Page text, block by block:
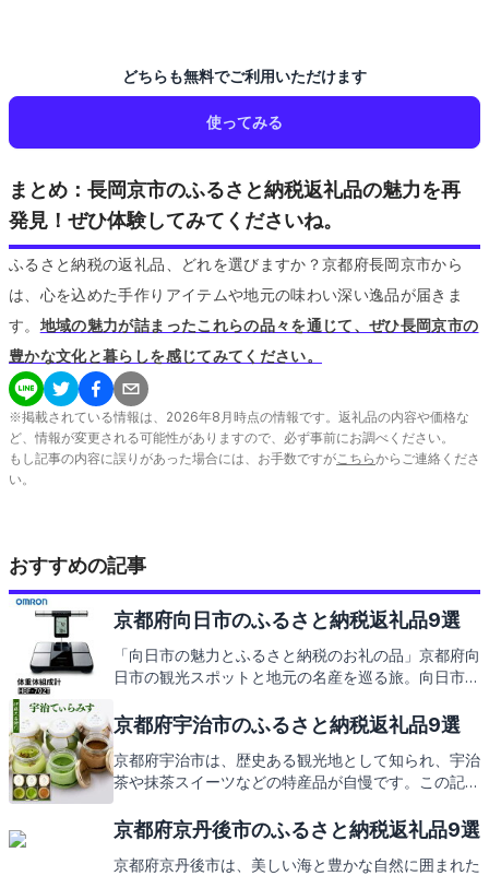
どちらも無料でご利用いただけます
使ってみる
まとめ：長岡京市のふるさと納税返礼品の魅力を再
発見！ぜひ体験してみてくださいね。
ふるさと納税の返礼品、どれを選びますか？京都府長岡京市から
は、心を込めた手作りアイテムや地元の味わい深い逸品が届きま
す。 地域の魅力が詰まったこれらの品々を通じて、ぜひ長岡京市の
豊かな文化と暮らしを感じてみてください。
※掲載されている情報は、 2026年8 月時点の情報です。返礼品の内容や価格な
ど、情報が変更される可能性がありますので、必ず事前にお調べください。
もし記事の内容に誤りがあった場合には、お手数ですがこちらからご連絡くださ
い。
おすすめの記事
京都府向日市のふるさと納税返礼品9選
「向日市の魅力とふるさと納税のお礼の品」京都府向
日市の観光スポットと地元の名産を巡る旅。向日市役
い。
京都府宇治市のふるさと納税返礼品9選
京都府宇治市は、歴史ある観光地として知られ、宇治
茶や抹茶スイーツなどの特産品が自慢です。この記事
と、ふるさと納税で得られる心温まる返礼品について
京都府京丹後市のふるさと納税返礼品9選
京都府京丹後市は、美しい海と豊かな自然に囲まれた